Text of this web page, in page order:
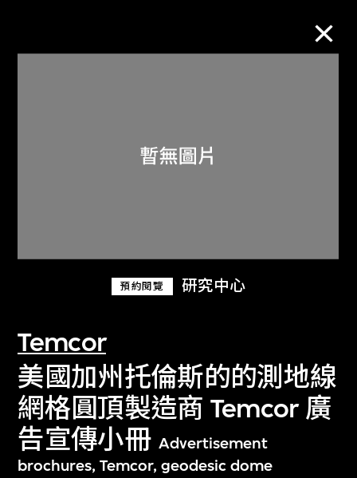
預約閱覽 研究中心
Temcor
美國加州托倫斯的的測地線
網格圓頂製造商 Temcor 廣
告宣傳小冊 Advertisement
brochures, Temcor, geodesic dome
關於M+藏品
探索世界頂級的二十及二十一世紀視覺